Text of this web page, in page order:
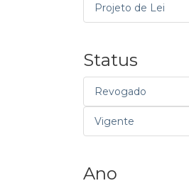
Projeto de Lei
Status
Revogado
Vigente
Ano